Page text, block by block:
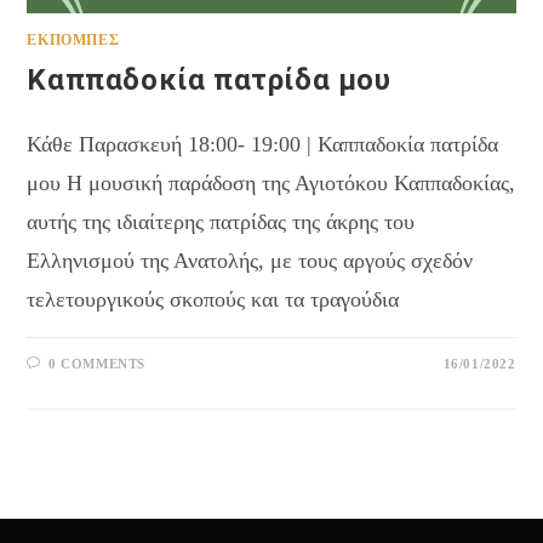
ΕΚΠΟΜΠΈΣ
Καππαδοκία πατρίδα μου
Κάθε Παρασκευή 18:00- 19:00 | Καππαδοκία πατρίδα
μου Η μουσική παράδοση της Αγιοτόκου Καππαδοκίας,
αυτής της ιδιαίτερης πατρίδας της άκρης του
Ελληνισμού της Ανατολής, με τους αργούς σχεδόν
τελετουργικούς σκοπούς και τα τραγούδια
0 COMMENTS 16/01/2022